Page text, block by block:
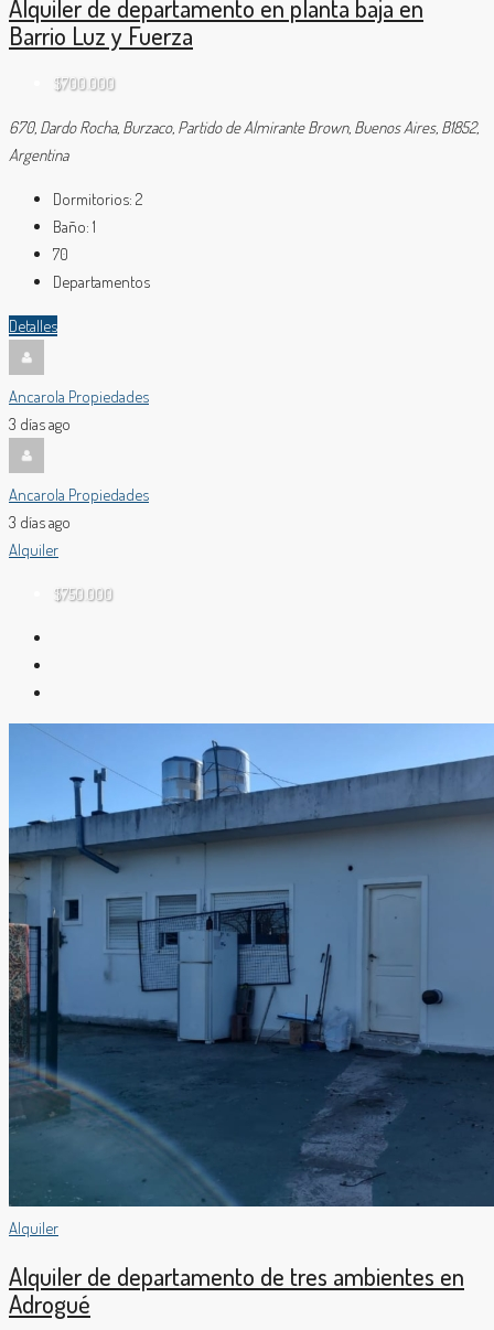
Alquiler de departamento en planta baja en
Barrio Luz y Fuerza
$700.000
670, Dardo Rocha, Burzaco, Partido de Almirante Brown, Buenos Aires, B1852,
Argentina
Dormitorios: 2
Baño: 1
70
Departamentos
Detalles
Ancarola Propiedades
3 días ago
Ancarola Propiedades
3 días ago
Alquiler
$750.000
Alquiler
Alquiler de departamento de tres ambientes en
Adrogué